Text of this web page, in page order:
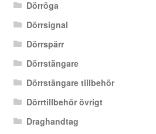
Dörröga
Dörrsignal
Dörrspärr
Dörrstängare
Dörrstängare tillbehör
Dörrtillbehör övrigt
Draghandtag